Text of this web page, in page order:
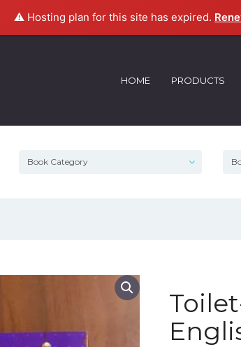
⚠️ Hosting plan for this site has expired.
HOME PRODUCTS